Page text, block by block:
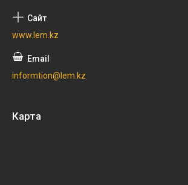
www.lem.kz
informtion@lem.kz
Карта